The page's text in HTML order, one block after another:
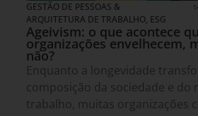
GESTÃO DE PESSOAS &
ARQUITETURA DE TRABALHO, ESG
Ageivism: o que acontece
organizações envelhecem,
não?
Enquanto a longevidade
composição da sociedade e do
trabalho, muitas organizações